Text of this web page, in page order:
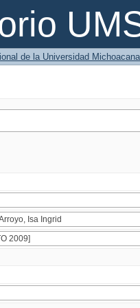
de la Universidad